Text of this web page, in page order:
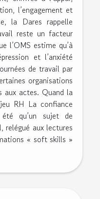
l’engagement et
la Dares rappelle
reste un facteur
l’OMS estime qu’à
et l’anxiété
de travail par
organisations
aux actes. Quand la
RH La confiance
qu’un sujet de
relégué aux lectures
« soft skills »